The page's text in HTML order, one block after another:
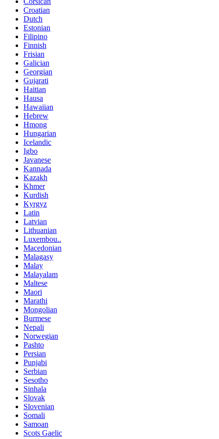
Croatian
Dutch
Estonian
Filipino
Finnish
Frisian
Galician
Georgian
Gujarati
Haitian
Hausa
Hawaiian
Hebrew
Hmong
Hungarian
Icelandic
Igbo
Javanese
Kannada
Kazakh
Khmer
Kurdish
Kyrgyz
Latin
Latvian
Lithuanian
Luxembou..
Macedonian
Malagasy
Malay
Malayalam
Maltese
Maori
Marathi
Mongolian
Burmese
Nepali
Norwegian
Pashto
Persian
Punjabi
Serbian
Sesotho
Sinhala
Slovak
Slovenian
Somali
Samoan
Scots Gaelic